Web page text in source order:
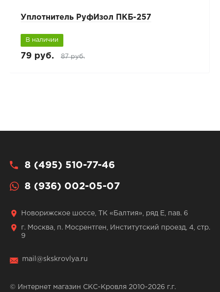
Уплотнитель РуфИзол ПКБ-257
В наличии
79 руб. 87 руб.
8 (495) 510-77-46
8 (936) 002-05-07
Новорижское шоссе, ТК «Балтия», ряд Е, пав. 6
г. Москва, п. Мосрентген, Институтский проезд, 4, стр.
9
mail@skskrovlya.ru
© Интернет магазин СКС-Кровля 2010-2026 г.г.